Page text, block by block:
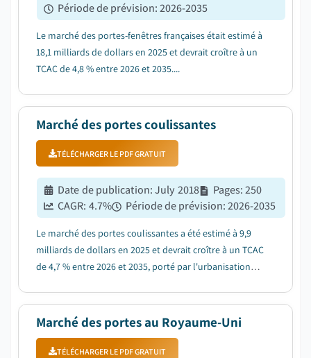
Période de prévision:2026-2035
Le marché des portes-fenêtres françaises était estimé à
18,1 milliards de dollars en 2025 et devrait croître à un
TCAC de 4,8 % entre 2026 et 2035....
Marché des portes coulissantes
TÉLÉCHARGER LE PDF GRATUIT
Date de publication:July 2018 Pages:250
CAGR: 4.7% Période de prévision:2026-2035
Le marché des portes coulissantes a été estimé à 9,9
milliards de dollars en 2025 et devrait croître à un TCAC
de 4,7 % entre 2026 et 2035, porté par l'urbanisation
Marché des portes au Royaume-Uni
TÉLÉCHARGER LE PDF GRATUIT